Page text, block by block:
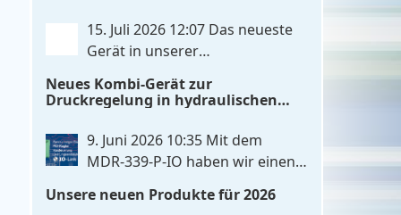
15. Juli 2026 12:07 Das neueste
Gerät in unserer
ein einkanaliger hardware-
Highside-Messung Zur Ansteuerung
nutzt das Gerät einen analogen
Sollwertsignale von 0…10V oder 4…
Neues Kombi-Gerät zur
Druckregelung in hydraulischen
9. Juni 2026 10:35 Mit dem
MDR‑339‑P‑IO haben wir einen
Druckregler entwickelt, der digitale
Unsere neuen Produkte für 2026